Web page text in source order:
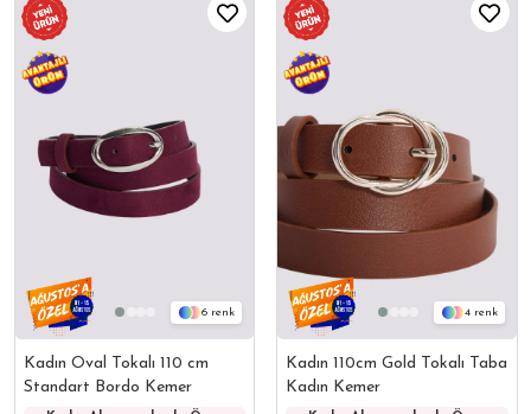
6
Kadın Oval Tokalı 110 cm
Standart Bordo Kemer
4
Kadın 110cm Gold Tokalı Taba
Kadın Kemer